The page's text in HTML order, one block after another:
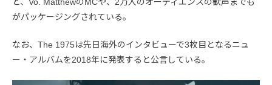
がパッケージングされている。
なお、The 1975は先日海外のインタビューで3枚目となるニュ
ー・アルバムを2018年に発表すると公言している。